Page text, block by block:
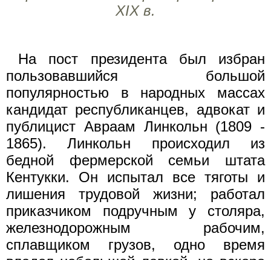
XIX в.
На пост президента был избран
пользовавшийся большой
популярностью в народных массах
кандидат республиканцев, адвокат и
публицист Авраам Линкольн (1809 -
1865). Линкольн происходил из
бедной фермерской семьи штата
Кентукки. Он испытал все тяготы и
лишения трудовой жизни; работал
приказчиком подручным у столяра,
железнодорожным рабочим,
сплавщиком грузов, одно время